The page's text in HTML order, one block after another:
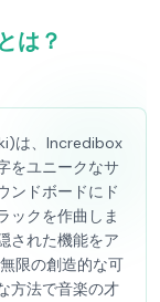
は？
は、Incredibox
をユニークなサ
ンドボードにド
ックを作曲しま
された機能をア
限の創造的な可
方法で音楽の才